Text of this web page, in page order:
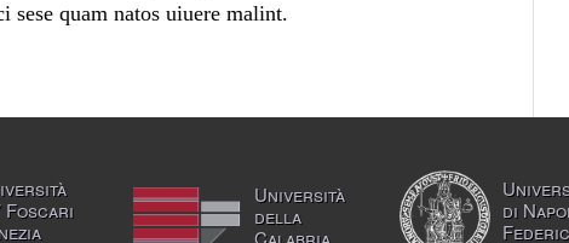
sese quam natos uiuere malint.
Foscari
Università
della
Calabria
di